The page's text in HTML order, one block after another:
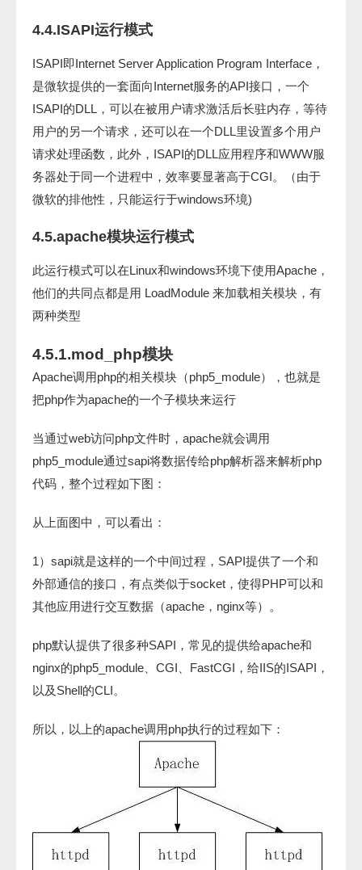
4.4.ISAPI运行模式
ISAPI即Internet Server Application Program Interface，
是微软提供的一套面向Internet服务的API接口，一个
ISAPI的DLL，可以在被用户请求激活后长驻内存，等待
用户的另一个请求，还可以在一个DLL里设置多个用户
请求处理函数，此外，ISAPI的DLL应用程序和WWW服
务器处于同一个进程中，效率要显著高于CGI。（由于
微软的排他性，只能运行于windows环境)
4.5.apache模块运行模式
此运行模式可以在Linux和windows环境下使用Apache，
他们的共同点都是用 LoadModule 来加载相关模块，有
两种类型
4.5.1.mod_php模块
Apache调用php的相关模块（php5_module），也就是
把php作为apache的一个子模块来运行
当通过web访问php文件时，apache就会调用
php5_module通过sapi将数据传给php解析器来解析php
代码，整个过程如下图：
从上面图中，可以看出：
1）sapi就是这样的一个中间过程，SAPI提供了一个和
外部通信的接口，有点类似于socket，使得PHP可以和
其他应用进行交互数据（apache，nginx等）。
php默认提供了很多种SAPI，常见的提供给apache和
nginx的php5_module、CGI、FastCGI，给IIS的ISAPI，
以及Shell的CLI。
所以，以上的apache调用php执行的过程如下：